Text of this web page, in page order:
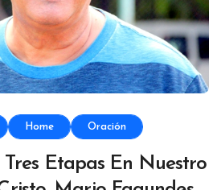
Home Oración
Tres Etapas En Nuestro